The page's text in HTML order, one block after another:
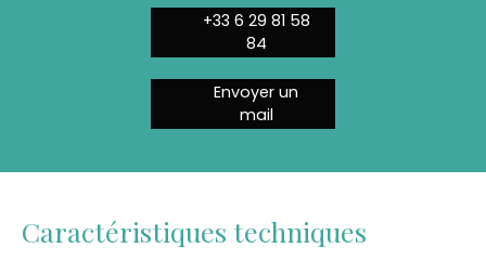
+33 6 29 81 58
84
Envoyer un
mail
Caractéristiques techniques